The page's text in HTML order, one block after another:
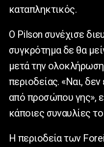
καταπληκτικός.
Ο Pilson συνέχισε
συγκρότημα δε θα
μετά την ολοκλήρωση
περιοδείας. «Ναι,
από προσώπου γης»,
κάποιες συναυλίες
Η περιοδεία των